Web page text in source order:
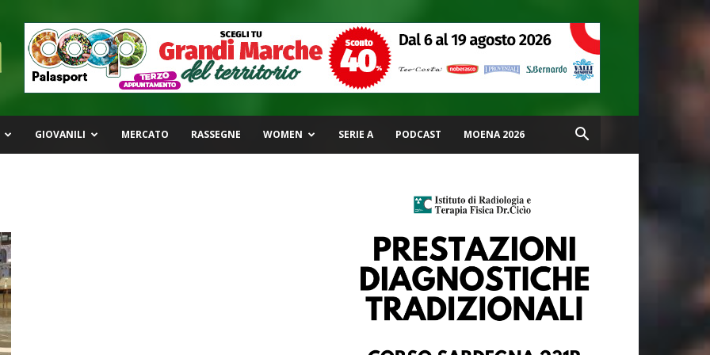
GIOVANILI MERCATO RASSEGNE WOMEN SERIE A PODCAST MOENA 2026